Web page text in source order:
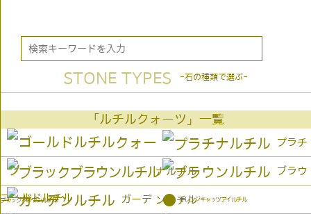
STONE TYPES -石の種類で選ぶ-
「ルチルクォーツ」一覧
ゴールドルチル
プラチ
ナルチル
ブラックブラウンルチル
ブラウ
ンルチル
ガーデ ● オレンジキャッツアイルチル